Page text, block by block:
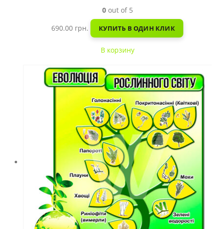
0out of 5
690.00 грн. КУПИТЬ В ОДИН КЛИК
В корзину